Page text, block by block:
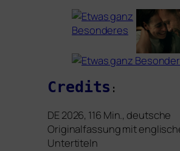
Credits :
DE2026, 116 Min., deut­sche
Originalfassung mit
Untertiteln